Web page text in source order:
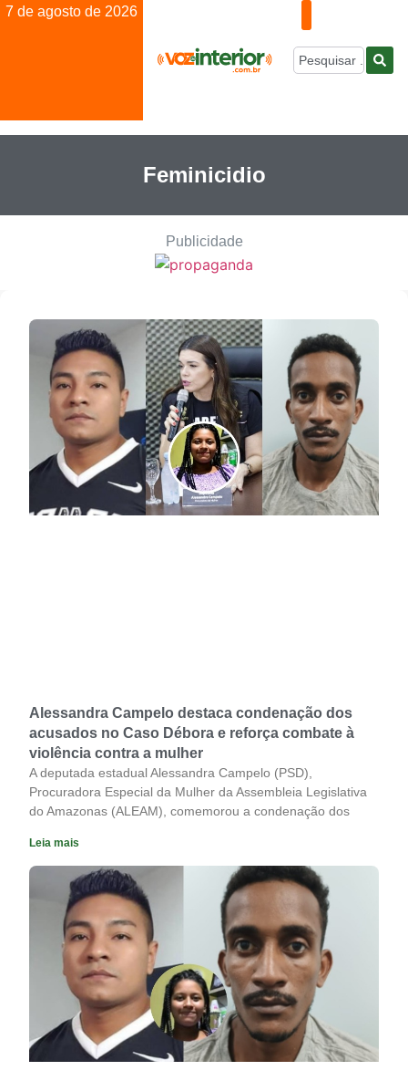
7 de agosto de 2026
Feminicidio
Publicidade
Alessandra Campelo destaca condenação dos
acusados no Caso Débora e reforça combate à
violência contra a mulher
A deputada estadual Alessandra Campelo (PSD),
Procuradora Especial da Mulher da Assembleia Legislativa
do Amazonas (ALEAM), comemorou a condenação dos
Leia mais